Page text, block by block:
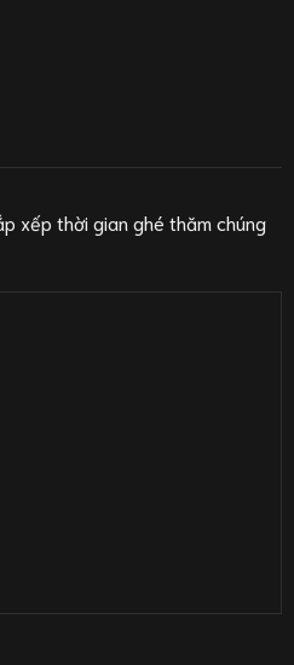
xếp thời gian ghé thăm chúng